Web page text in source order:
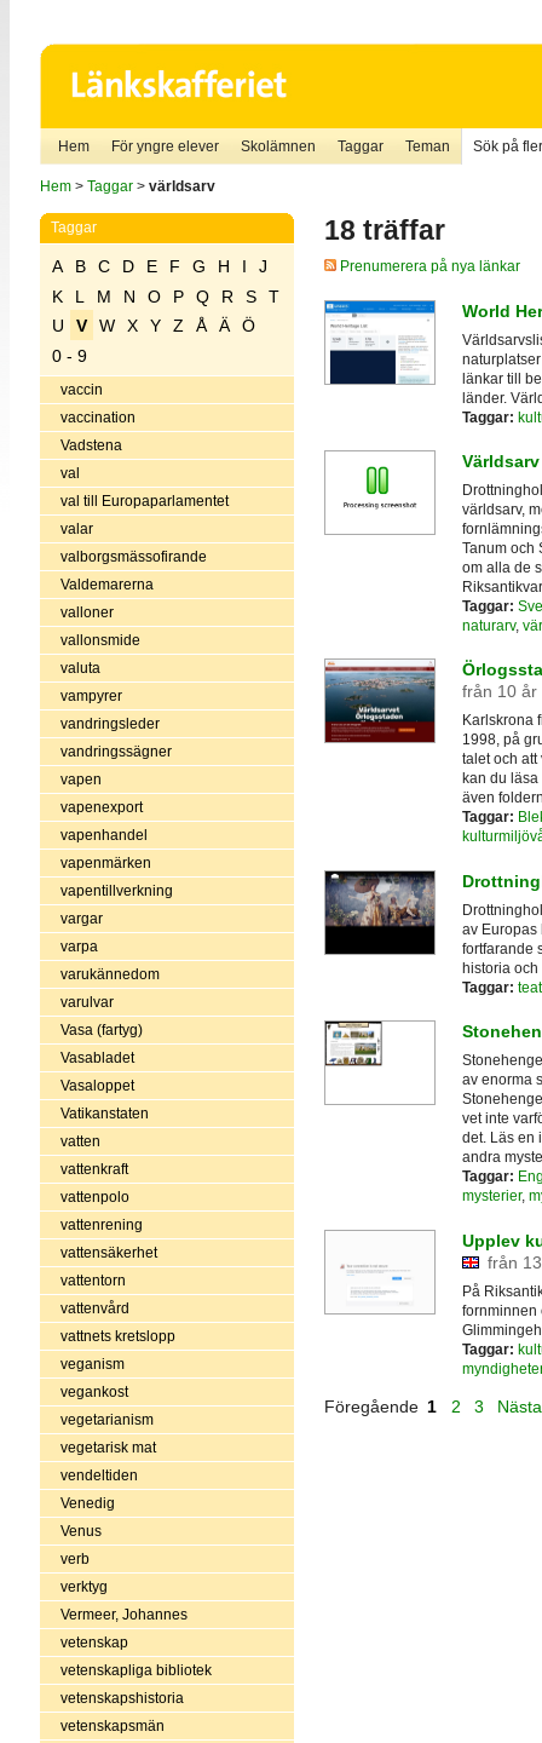
Hem För yngre elever Skolämnen Taggar Teman Sök på
Hem> Taggar> världsarv
Taggar
A B C D E F G H I
J
K
L M N O P Q R S
T
U
V W X Y Z Å Ä
Ö
0 - 9
vaccin
vaccination
Vadstena
val
val till Europaparlamentet
valar
valborgsmässofirande
Valdemarerna
valloner
vallonsmide
valuta
vampyrer
vandringsleder
vandringssägner
vapen
vapenexport
vapenhandel
vapenmärken
vapentillverkning
vargar
varpa
varukännedom
varulvar
Vasa (fartyg)
Vasabladet
Vasaloppet
Vatikanstaten
vatten
vattenkraft
vattenpolo
vattenrening
vattensäkerhet
vattentorn
vattenvård
vattnets kretslopp
veganism
vegankost
vegetarianism
vegetarisk mat
vendeltiden
Venedig
Venus
verb
verktyg
Vermeer, Johannes
vetenskap
vetenskapliga bibliotek
vetenskapshistoria
vetenskapsmän
18 träffar
Prenumerera på nya länkar
World
länkar till
länder.
Taggar:
världsarv,
Tanum och
om alla de
Taggar:
naturarv,
från 10 år
Karlskrona
1998, på
talet och
kan du
även
Taggar:
av Europas
fortfarande
historia och
Taggar:
av enorma
vet inte
det. Läs en
andra
Taggar:
mysterier,
Upplev
från
På
fornminnen
Taggar:
myndigheter
Föregående 1 2 3